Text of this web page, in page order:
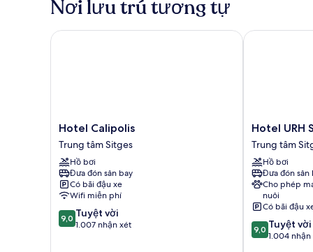
biển
kế
trưng,
Nơi lưu trú tương tự
Hotel
Calipolis
Trung
tâm
Sitges
Hotel Calipolis
Trung tâm Sitges
Hồ bơi
Đưa đón sân bay
Có bãi đậu xe
Wifi miễn phí
9.0
trên
9,0 Tuyệt vời
1.007 nhận xét
Hotel Calipolis
Hotel
URH
Sitges
Playa
Trung
tâm
Sitges
Hotel URH
Trung tâm
Hồ bơi
Đưa đón sân
Cho phép
nuôi
Có bãi đậu
9.0
trên
9,0 Tuyệt vời
1.004 nhận
Hotel URH